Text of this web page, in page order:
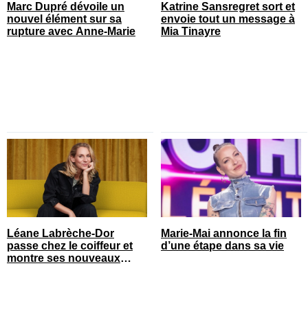
Marc Dupré dévoile un
nouvel élément sur sa
rupture avec Anne-Marie
Katrine Sansregret sort et
envoie tout un message à
Mia Tinayre
Léane Labrèche-Dor
passe chez le coiffeur et
montre ses nouveaux
Marie-Mai annonce la fin
d’une étape dans sa vie